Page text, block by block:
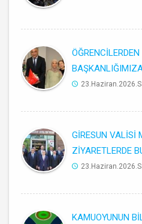
GİRESUN VALİSİ
ZİYARETLERDE
KAMUOYUNUN